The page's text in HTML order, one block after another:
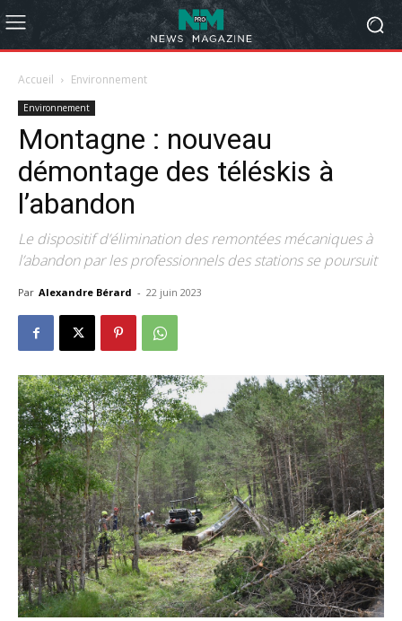
Accueil Environnement
Environnement
Montagne : nouveau
démontage des téléskis à
l’abandon
Le dispositif d’élimination des remontées mécaniques à
l’abandon par les professionnels des stations se poursuit
Par Alexandre Bérard - 22 juin 2023